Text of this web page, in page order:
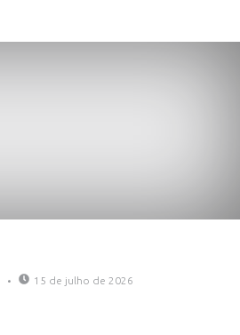
15 de julho de 2026